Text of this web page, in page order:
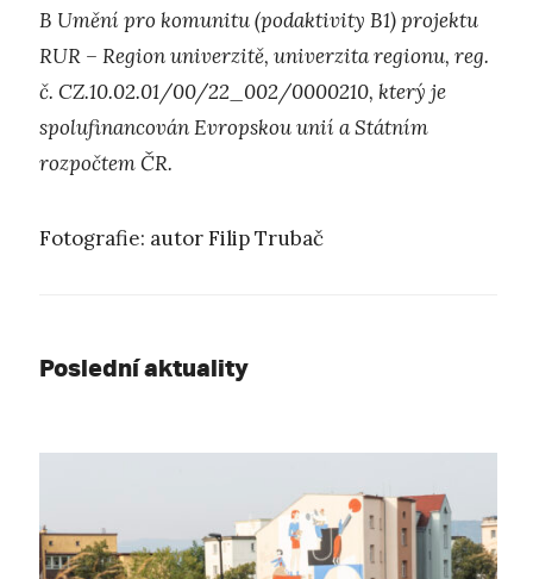
B Umění pro komunitu (podaktivity B1) projektu
RUR – Region univerzitě, univerzita regionu, reg.
č. CZ.10.02.01/00/22_002/0000210, který je
spolufinancován Evropskou unií a Státním
rozpočtem ČR.
Fotografie: autor Filip Trubač
Poslední aktuality